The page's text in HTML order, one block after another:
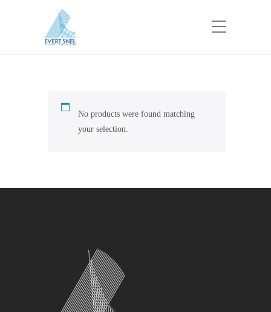
No products were found matching
your selection.